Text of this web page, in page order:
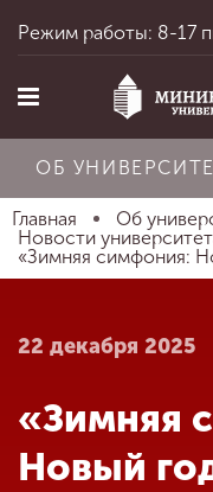
Главная
Режим работы: 8-17
ОБ
Главная
Об
Новости
«Зимняя симфония:
22 декабря 2025
«Зимняя
Новый